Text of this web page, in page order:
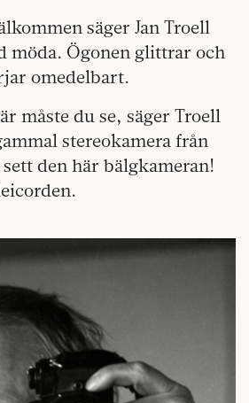
säger Jan Troell
möda. Ögonen glittrar och
omedelbart.
måste du se, säger Troell
stereokamera från
den här bälgkameran!